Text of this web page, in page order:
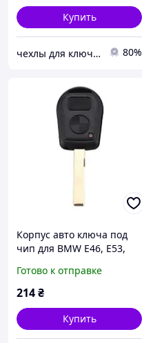
Купить
чехлы для ключей 80%
Корпус авто ключа под
чип для BMW Е46, Е53,
1,2,3,4,5,6,7,8,I3,I8,m1,m2,
m3,m4,m5, m6,x1,x2
Готово к отправке
214₴
Купить